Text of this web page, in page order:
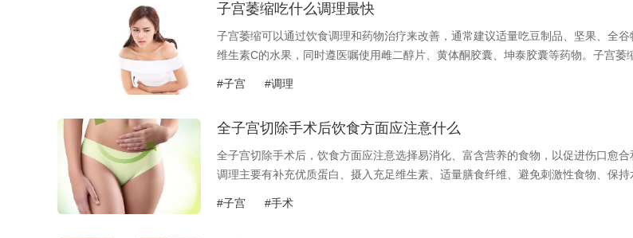
子宫萎缩吃什么调理最快
子宫萎缩可以通过饮食调理和药物治疗来改善，通常建议适量吃豆制品、坚果、全
维生素C的水果，同时遵医嘱使用雌二醇片、黄体酮胶囊、坤泰胶囊等药物。子宫萎
#子宫 #调理
全子宫切除手术后饮食方面应注意什么
全子宫切除手术后，饮食方面应注意选择易消化、富含营养的食物，以促进伤口愈
调理主要有补充优质蛋白、摄入充足维生素、适量膳食纤维、避免刺激性食物、保持
#子宫 #手术